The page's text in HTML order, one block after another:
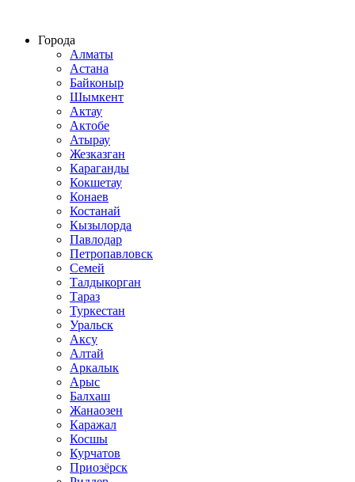
Города
Алматы
Астана
Байконыр
Шымкент
Актау
Актобе
Атырау
Жезказган
Караганды
Кокшетау
Конаев
Костанай
Кызылорда
Павлодар
Петропавловск
Семей
Талдыкорган
Тараз
Туркестан
Уральск
Аксу
Алтай
Аркалык
Арыс
Балхаш
Жанаозен
Каражал
Косшы
Курчатов
Приозёрск